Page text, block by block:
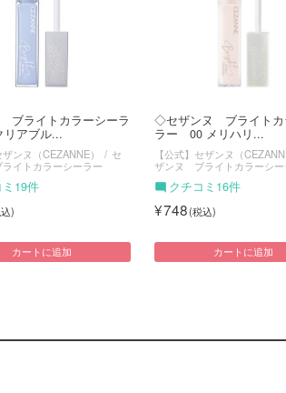
ブライトカラーシーラ
アブル...
ザンヌ（CEZANNE）
セ
イトカラーシーラー
19件
カートに追加
◇セザンヌ ブライトカ
ラー 00 メリハリ...
【公式】セザンヌ（
ザンヌ ブライトカラーシー
クチコミ16件
748
カートに追加